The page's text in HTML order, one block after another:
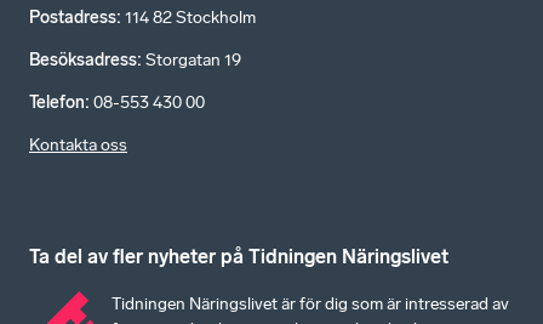
Postadress: 114 82 Stockholm
Besöksadress: Storgatan 19
Telefon: 08-553 430 00
Kontakta oss
Ta del av fler nyheter på Tidningen Näringslivet
Tidningen Näringslivet är för dig som är intresserad av